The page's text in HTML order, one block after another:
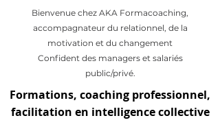
Bienvenue chez AKA Formacoaching,
accompagnateur du relationnel, de la
motivation et du changement
Confident des managers et salariés
public/privé.
Formations, coaching professionnel,
facilitation en intelligence collective